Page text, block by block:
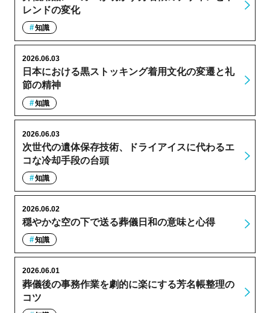
レンドの変化
知識
日本における黒ストッキング着用文化の変遷と礼
節の精神
2026.06.03
知識
次世代の遺体保存技術、ドライアイスに代わるエ
コな冷却手段の台頭
2026.06.03
知識
穏やかな空の下で送る葬儀日和の意味と心得
2026.06.02
知識
葬儀後の事務作業を劇的に楽にする芳名帳整理の
コツ
2026.06.01